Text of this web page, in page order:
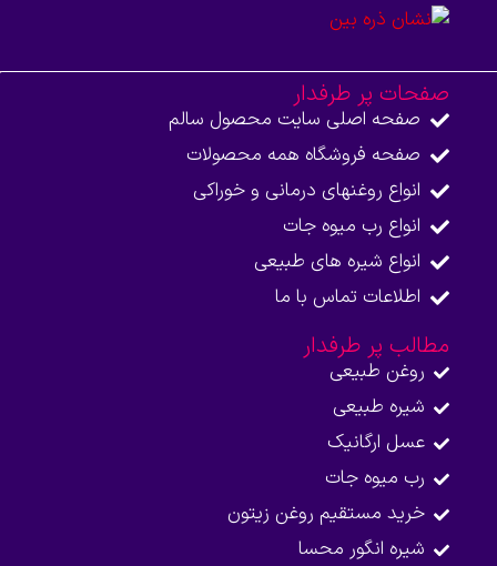
صفحات پر طرفدار
صفحه اصلی سایت محصول سالم
صفحه فروشگاه همه محصولات​
انواع روغنهای درمانی و خوراکی
انواع رب میوه جات
انواع شیره های طبیعی
اطلاعات تماس با ما​
مطالب پر طرفدار
روغن طبیعی
شیره طبیعی
عسل ارگانیک
رب میوه جات
خرید مستقیم روغن زیتون
شیره انگور محسا